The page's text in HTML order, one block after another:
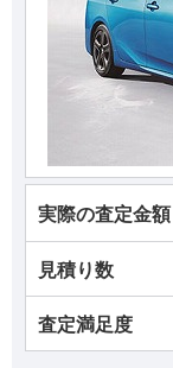
実際の査定金額
見積り数
査定満足度